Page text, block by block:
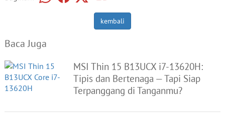
kembali
Baca Juga
MSI Thin 15 B13UCX i7-13620H:
Tipis dan Bertenaga — Tapi Siap
Terpanggang di Tanganmu?